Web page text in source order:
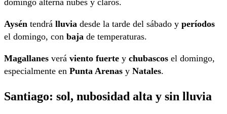
Aysén tendrá lluvia desde la tarde del sábado y períodos
el domingo, con baja de temperaturas.
Magallanes verá viento fuerte y chubascos el domingo,
especialmente en Punta Arenas y Natales.
Santiago: sol, nubosidad alta y sin lluvia